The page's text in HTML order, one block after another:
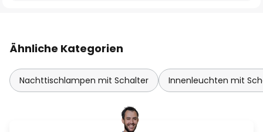
Ähnliche Kategorien
Nachttischlampen mit Schalter Innenleuchten mit